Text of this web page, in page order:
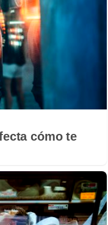
cómo te